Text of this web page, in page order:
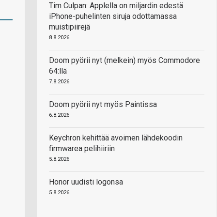
Tim Culpan: Applella on miljardin edestä
iPhone-puhelinten siruja odottamassa
muistipiirejä
8.8.2026
Doom pyörii nyt (melkein) myös Commodore
64:llä
7.8.2026
Doom pyörii nyt myös Paintissa
6.8.2026
Keychron kehittää avoimen lähdekoodin
firmwarea pelihiiriin
5.8.2026
Honor uudisti logonsa
5.8.2026